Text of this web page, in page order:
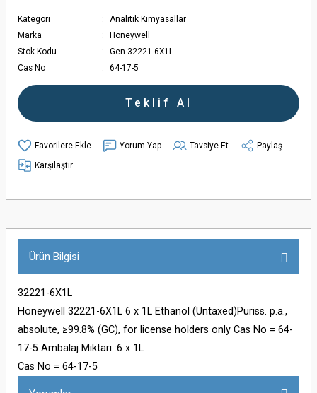
Kategori
Analitik Kimyasallar
Marka
Honeywell
Stok Kodu
Gen.32221-6X1L
Cas No
64-17-5
Teklif Al
Yorum Yap Tavsiye Et
Paylaş
Karşılaştır
Ürün Bilgisi
32221-6X1L
Honeywell 32221-6X1L 6 x 1L Ethanol (Untaxed)Puriss. p.a.,
absolute, ≥99.8% (GC), for license holders only Cas No = 64-
17-5 Ambalaj Miktarı :6 x 1L
Cas No = 64-17-5